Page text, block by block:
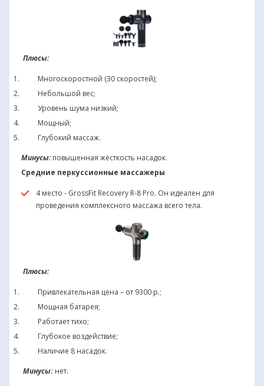
Плюсы:
Многоскоростной (30 скоростей);
Небольшой вес;
Уровень шума низкий;
Мощный;
Глубокий массаж.
Минусы:повышенная жёсткость насадок.
Средние перкуссионные массажеры
4 место - GrossFit Recovery R-8 Pro. Он идеален для
проведения комплексного массажа всего тела.
Плюсы:
Привлекательная цена – от 9300 р.;
Мощная батарея;
Работает тихо;
Глубокое воздействие;
Наличие 8 насадок.
Минусы: нет.